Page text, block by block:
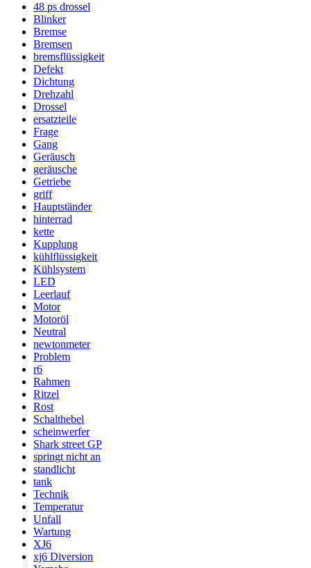
48 ps drossel
Blinker
Bremse
Bremsen
bremsflüssigkeit
Defekt
Dichtung
Drehzahl
Drossel
ersatzteile
Frage
Gang
Geräusch
geräusche
Getriebe
griff
Hauptständer
hinterrad
kette
Kupplung
kühlflüssigkeit
Kühlsystem
LED
Leerlauf
Motor
Motoröl
Neutral
newtonmeter
Problem
r6
Rahmen
Ritzel
Rost
Schalthebel
scheinwerfer
Shark street GP
springt nicht an
standlicht
tank
Technik
Temperatur
Unfall
Wartung
XJ6
xj6 Diversion